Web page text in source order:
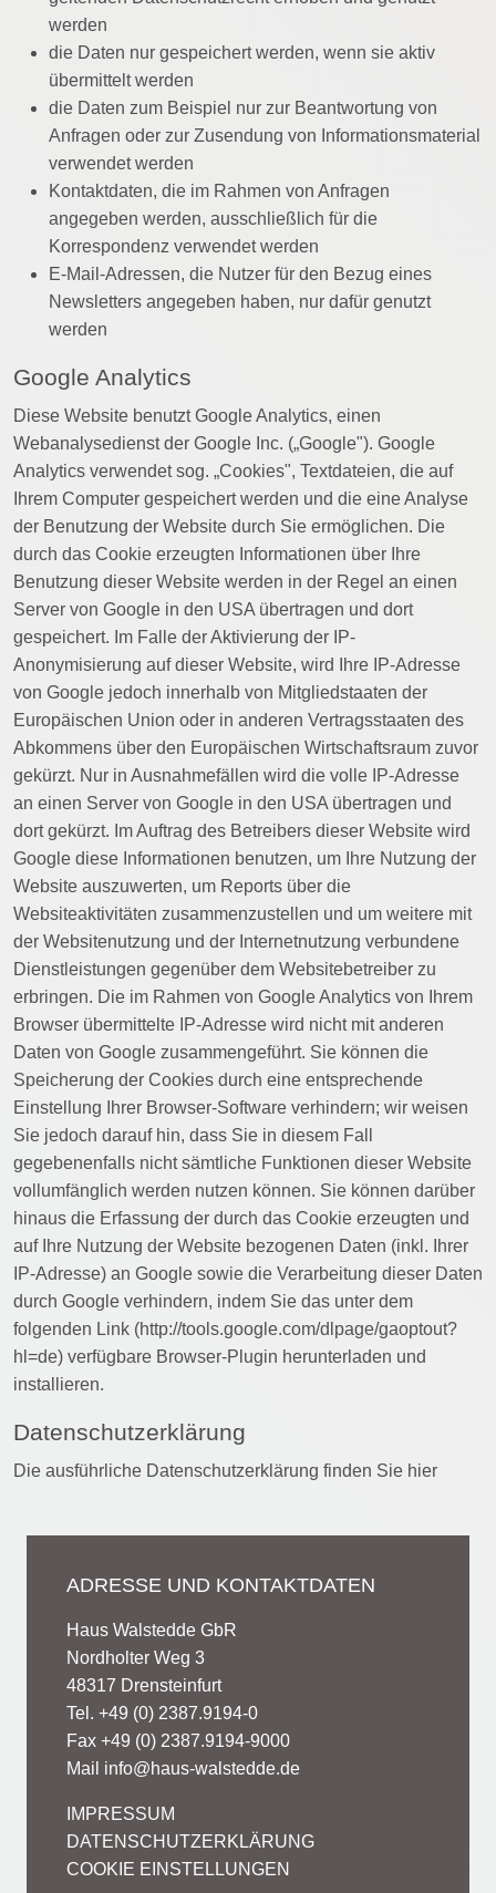
werden
die Daten nur gespeichert werden, wenn sie aktiv
übermittelt werden
die Daten zum Beispiel nur zur Beantwortung von
Anfragen oder zur Zusendung von Informationsmaterial
verwendet werden
Kontaktdaten, die im Rahmen von Anfragen
angegeben werden, ausschließlich für die
Korrespondenz verwendet werden
E-Mail-Adressen, die Nutzer für den Bezug eines
Newsletters angegeben haben, nur dafür genutzt
werden
Google Analytics
Diese Website benutzt Google Analytics, einen
Webanalysedienst der Google Inc. („Google"). Google
Analytics verwendet sog. „Cookies", Textdateien, die auf
Ihrem Computer gespeichert werden und die eine Analyse
der Benutzung der Website durch Sie ermöglichen. Die
durch das Cookie erzeugten Informationen über Ihre
Benutzung dieser Website werden in der Regel an einen
Server von Google in den USA übertragen und dort
gespeichert. Im Falle der Aktivierung der IP-
Anonymisierung auf dieser Website, wird Ihre IP-Adresse
von Google jedoch innerhalb von Mitgliedstaaten der
Europäischen Union oder in anderen Vertragsstaaten des
Abkommens über den Europäischen Wirtschaftsraum zuvor
gekürzt. Nur in Ausnahmefällen wird die volle IP-Adresse
an einen Server von Google in den USA übertragen und
dort gekürzt. Im Auftrag des Betreibers dieser Website wird
Google diese Informationen benutzen, um Ihre Nutzung der
Website auszuwerten, um Reports über die
Websiteaktivitäten zusammenzustellen und um weitere mit
der Websitenutzung und der Internetnutzung verbundene
Dienstleistungen gegenüber dem Websitebetreiber zu
erbringen. Die im Rahmen von Google Analytics von Ihrem
Browser übermittelte IP-Adresse wird nicht mit anderen
Daten von Google zusammengeführt. Sie können die
Speicherung der Cookies durch eine entsprechende
Einstellung Ihrer Browser-Software verhindern; wir weisen
Sie jedoch darauf hin, dass Sie in diesem Fall
gegebenenfalls nicht sämtliche Funktionen dieser Website
vollumfänglich werden nutzen können. Sie können darüber
hinaus die Erfassung der durch das Cookie erzeugten und
auf Ihre Nutzung der Website bezogenen Daten (inkl. Ihrer
IP-Adresse) an Google sowie die Verarbeitung dieser Daten
durch Google verhindern, indem Sie das unter dem
folgenden Link (http://tools.google.com/dlpage/gaoptout?
hl=de) verfügbare Browser-Plugin herunterladen und
installieren.
Datenschutzerklärung
Die ausführliche Datenschutzerklärung finden Sie hier
ADRESSE UND KONTAKTDATEN
Haus Walstedde GbR
Nordholter Weg 3
48317 Drensteinfurt
Tel. +49 (0) 2387.9194-0
Fax +49 (0) 2387.9194-9000
Mail info@haus-walstedde.de
IMPRESSUM
DATENSCHUTZERKLÄRUNG
COOKIE EINSTELLUNGEN